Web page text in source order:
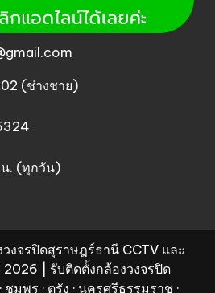
(ช่างชาย)
. (ทุกวัน)
งจรปิดสุราษฎร์ธานี CCTV และ
2026 | รับติดตั้งกล้องวงจรปิด
มพร · ตรัง · นครศรีธรรมราช ·